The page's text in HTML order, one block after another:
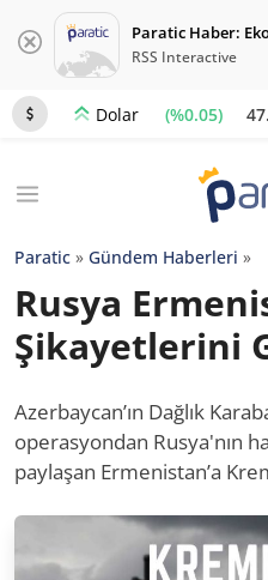
Paratic Haber:
RSS Interactive
Dolar (%0.05)
Paratic » Gündem Haberleri »
Rusya
Şikayetlerini
Azerbaycan’ın Dağlık
operasyondan Rusya'nın
paylaşan Ermenistan’a